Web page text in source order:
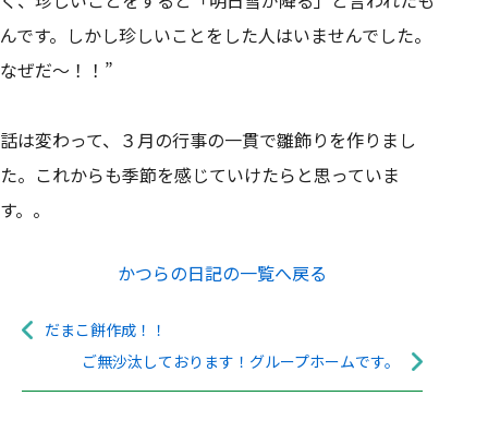
んです。しかし珍しいことをした人はいませんでした。
なぜだ～！！”
話は変わって、３月の行事の一貫で雛飾りを作りまし
た。これからも季節を感じていけたらと思っていま
す。。
かつらの日記の一覧へ戻る
だまこ餅作成！！
ご無沙汰しております！グループホームです。